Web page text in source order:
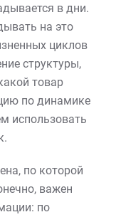
в дни.
на это
циклов
структуры,
товар
по динамике
использовать
по которой
важен
по